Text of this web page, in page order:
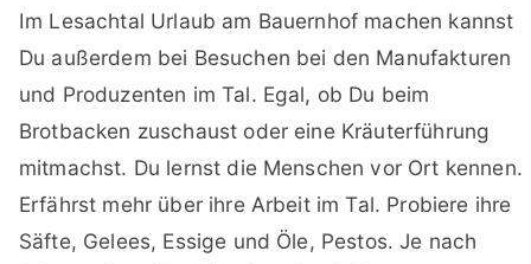
Im Lesachtal Urlaub am Bauernhof machen kannst
Du außerdem bei Besuchen bei den Manufakturen
und Produzenten im Tal. Egal, ob Du beim
Brotbacken zuschaust oder eine Kräuterführung
mitmachst. Du lernst die Menschen vor Ort kennen.
Erfährst mehr über ihre Arbeit im Tal. Probiere ihre
Säfte, Gelees, Essige und Öle, Pestos. Je nach